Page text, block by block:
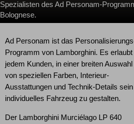
Spezialisten des Ad Personam-
Bolognese.
Ad Personam ist das
Programm von Lamborghini. Es erlaubt
jedem Kunden, in einer breiten Auswahl
von speziellen Farben, Interieur-
Ausstattungen und Technik-Details sein
individuelles Fahrzeug zu gestalten.
Der Lamborghini Murciélago LP 640